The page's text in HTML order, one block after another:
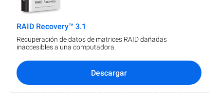
RAID Recovery™ 3.1
Recuperación de datos de matrices RAID dañadas
inaccesibles a una computadora.
Descargar